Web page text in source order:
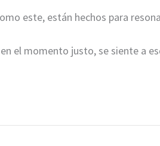
este, están hechos para
el momento justo, se siente a